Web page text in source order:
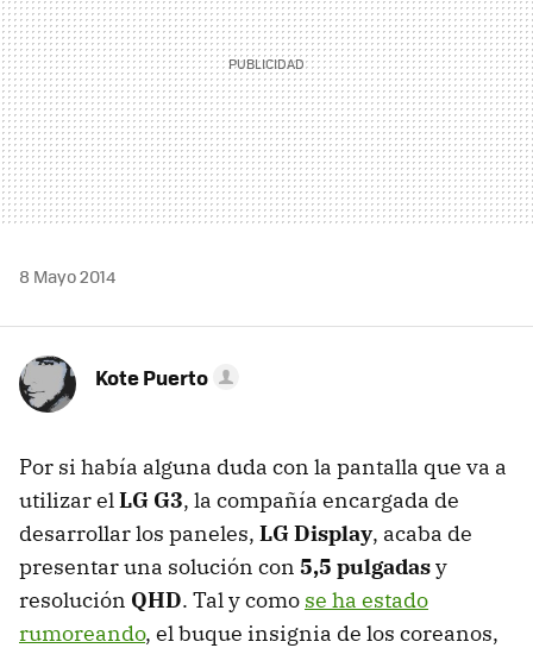
8 Mayo 2014
Kote Puerto
Por si había alguna duda con la pantalla que va a
utilizar elLG G3, la compañía encargada de
desarrollar los paneles, LG Display, acaba de
presentar una solución con 5,5 pulgadasy
resolución QHD. Tal y como se ha estado
rumoreando, el buque insignia de los coreanos,